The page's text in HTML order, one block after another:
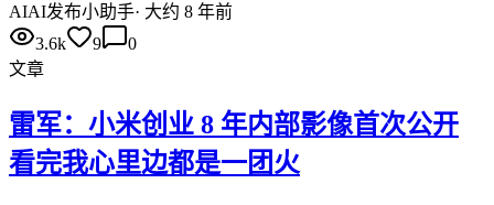
AIAI发布小助手· 大约 8 年前
3.6k
9
0
文章
雷军：小米创业 8 年内部影像首次公开
看完我心里边都是一团火